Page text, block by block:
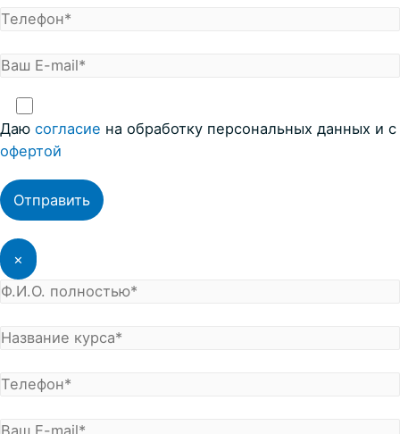
Даю согласие на обработку персональных данных и с
офертой
×